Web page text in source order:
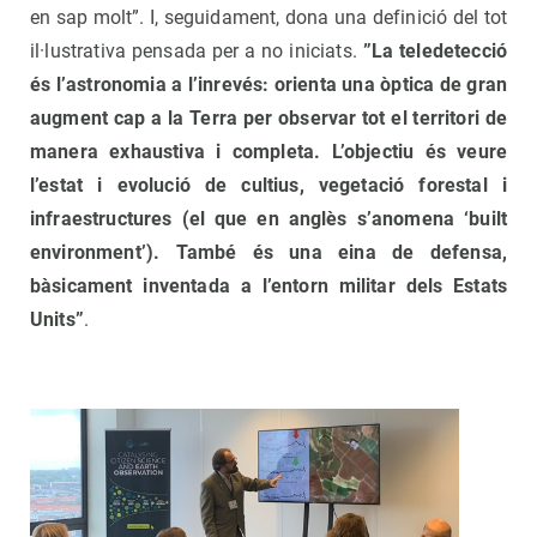
en sap molt”. I, seguidament, dona una definició del tot
il·lustrativa pensada per a no iniciats. ”La teledetecció
és l’astronomia a l’inrevés: orienta una òptica de gran
augment cap a la Terra per observar tot el territori de
manera exhaustiva i completa. L’objectiu és veure
l’estat i evolució de cultius, vegetació forestal i
infraestructures (el que en anglès s’anomena ‘built
environment’). També és una eina de defensa,
bàsicament inventada a l’entorn militar dels Estats
Units”.